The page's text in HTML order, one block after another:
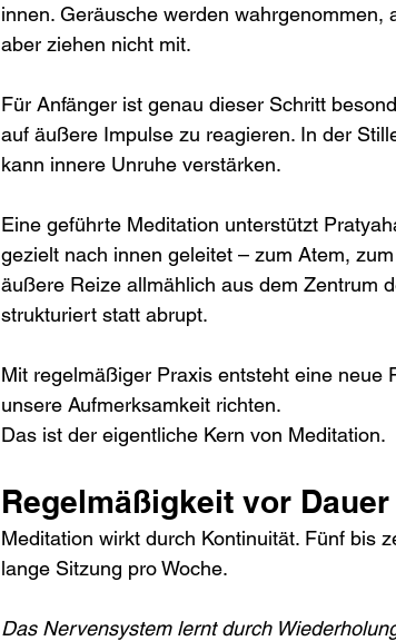
innen. Geräusche werden
aber ziehen nicht mit.
Für Anfänger ist genau dieser Schritt
auf äußere Impulse zu reagieren. In der
kann innere Unruhe verstärken.
Eine geführte Meditation unterstützt
gezielt nach innen geleitet – zum Atem,
äußere Reize allmählich aus dem Zentrum
strukturiert statt abrupt.
Mit regelmäßiger Praxis entsteht eine neue
unsere Aufmerksamkeit richten.
Das ist der eigentliche Kern von Meditation.
Regelmäßigkeit vor Dauer
Meditation wirkt durch Kontinuität. Fünf bis
lange Sitzung pro Woche.
Das Nervensystem lernt durch